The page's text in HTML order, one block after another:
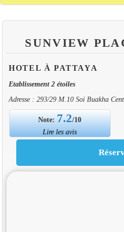
SUNVIEW
HOTEL À PATTAYA
Etablissement 2 étoiles
Adresse : 293/29 M.10 Soi Buakha
Note: 7.2/10
Lire les avis